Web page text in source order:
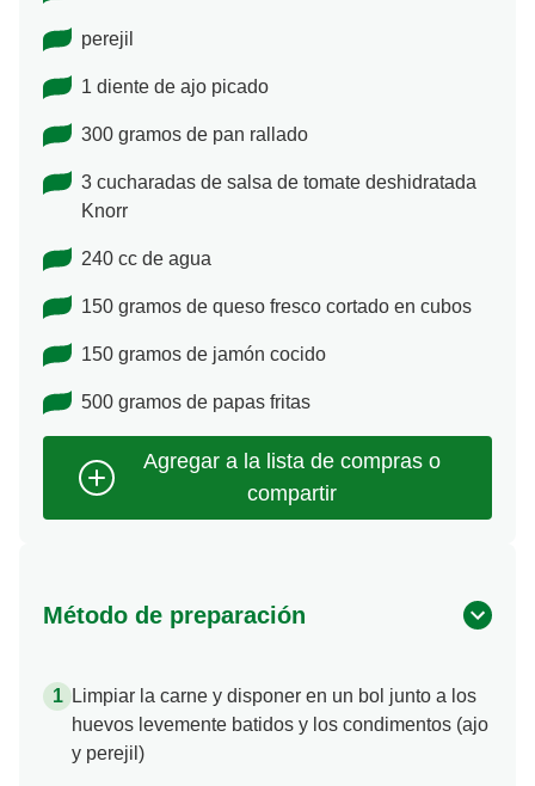
perejil
1 diente de ajo picado
300 gramos de pan rallado
3 cucharadas de salsa de tomate deshidratada
Knorr
240 cc de agua
150 gramos de queso fresco cortado en cubos
150 gramos de jamón cocido
500 gramos de papas fritas
Método de preparación
Limpiar la carne y disponer en un bol junto a los
huevos levemente batidos y los condimentos (ajo
y perejil)